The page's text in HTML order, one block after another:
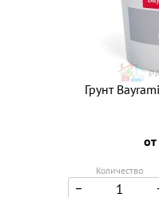
Грунт
Количество